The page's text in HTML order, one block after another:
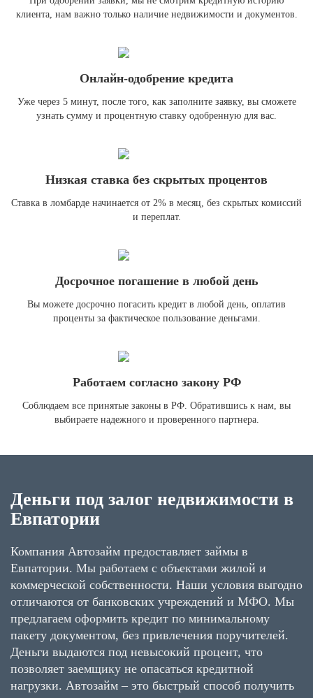
клиента, нам важно только наличие недвижимости и документов.
Онлайн-одобрение кредита
Уже через 5 минут, после того, как заполните заявку, вы сможете
узнать сумму и процентную ставку одобренную для вас.
Низкая ставка без скрытых процентов
Ставка в ломбарде начинается от 2% в месяц, без скрытых комиссий
и переплат.
Досрочное погашение в любой день
Вы можете досрочно погасить кредит в любой день, оплатив
проценты за фактическое пользование деньгами.
Работаем согласно закону РФ
Соблюдаем все принятые законы в РФ. Обратившись к нам, вы
выбираете надежного и проверенного партнера.
Деньги под залог недвижимости в
Евпатории
Компания Автозайм предоставляет займы в
Евпатории. Мы работаем с объектами жилой и
коммерческой собственности. Наши условия выгодно
отличаются от банковских учреждений и МФО. Мы
предлагаем оформить кредит по минимальному
пакету документом, без привлечения поручителей.
Деньги выдаются под невысокий процент, что
позволяет заемщику не опасаться кредитной
нагрузки. Автозайм – это быстрый способ получить